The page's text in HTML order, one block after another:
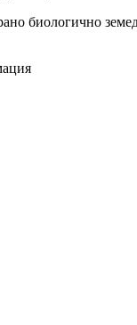
биологично